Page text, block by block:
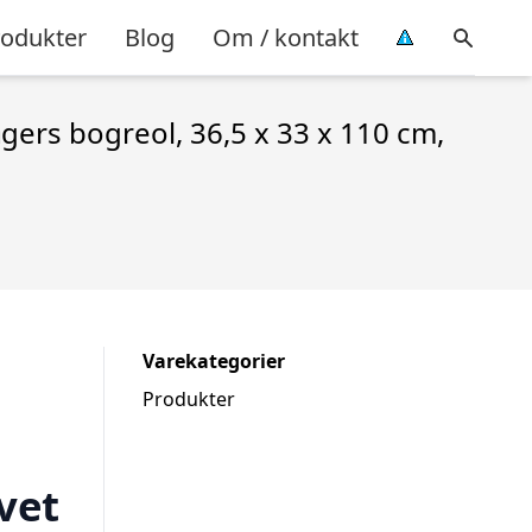
Blog Om / kontakt
bogreol, 36,5 x 33 x 110 cm,
Varekategorier
Produkter